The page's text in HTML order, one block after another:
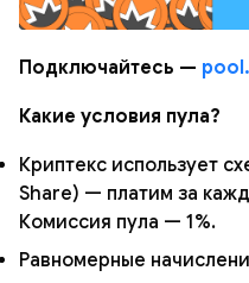
Подключайтесь —
Какие условия пула?
Криптекс использует
Share) — платим за
Комиссия пула — 1%.
Равномерные